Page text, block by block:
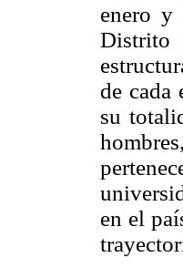
enero y
Distrito
de cada
su
en el